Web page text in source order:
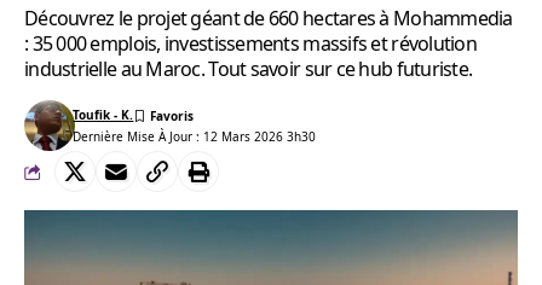
Découvrez le projet géant de 660 hectares à Mohammedia
: 35 000 emplois, investissements massifs et révolution
industrielle au Maroc. Tout savoir sur ce hub futuriste.
Dernière Mise À Jour : 12 Mars 2026 3h30
Toufik - K.